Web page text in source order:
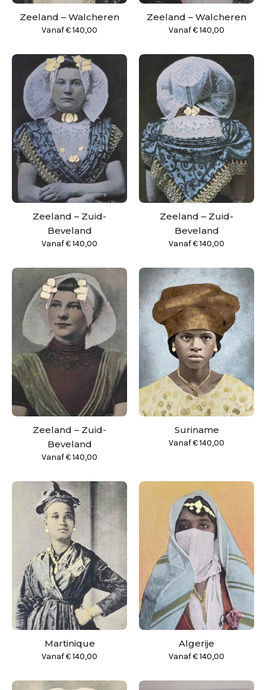
Zeeland – Walcheren
Vanaf€140,00
Zeeland – Walcheren
Vanaf€140,00
Zeeland – Zuid-
Beveland
Vanaf€140,00
Zeeland – Zuid-
Beveland
Vanaf€140,00
Zeeland – Zuid-
Beveland
Vanaf€140,00
Suriname
Vanaf€140,00
Martinique
Vanaf€140,00
Algerije
Vanaf€140,00